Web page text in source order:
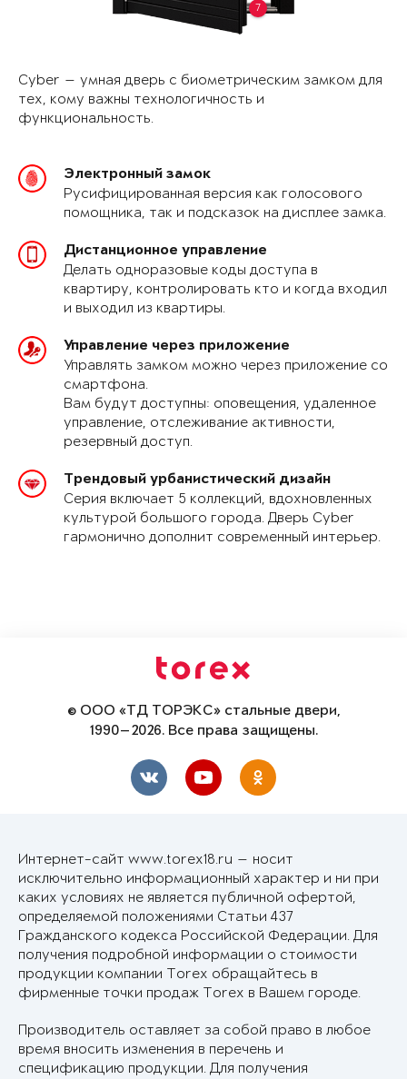
7
Cyber — умная дверь с биометрическим замком для
тех, кому важны технологичность и
функциональность.
Электронный замок
Русифицированная версия как голосового
помощника, так и подсказок на дисплее замка.
Дистанционное управление
Делать одноразовые коды доступа в
квартиру, контролировать кто и когда входил
и выходил из квартиры.
Управление через приложение
Управлять замком можно через приложение со
смартфона.
Вам будут доступны: оповещения, удаленное
управление, отслеживание активности,
резервный доступ.
Трендовый урбанистический дизайн
Серия включает 5 коллекций, вдохновленных
культурой большого города. Дверь Cyber
гармонично дополнит современный интерьер.
© ООО «ТД ТОРЭКС» стальные двери,
1990—2026. Все права защищены.
Интернет-сайт www.torex18.ru — носит
исключительно информационный характер и ни при
каких условиях не является публичной офертой,
определяемой положениями Статьи 437
Гражданского кодекса Российской Федерации. Для
получения подробной информации о стоимости
продукции компании Torex обращайтесь в
фирменные точки продаж Torex в Вашем городе.
Производитель оставляет за собой право в любое
время вносить изменения в перечень и
спецификацию продукции. Для получения